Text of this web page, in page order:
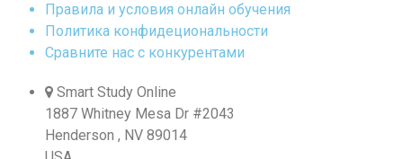
Правила и условия онлайн обучения
Политика конфидециональности
Сравните нас с конкурентами
Smart Study Online
1887 Whitney Mesa Dr #2043
Henderson , NV 89014